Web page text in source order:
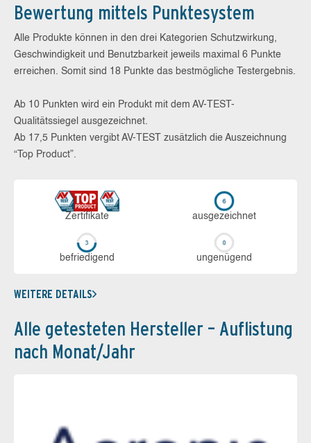
Bewertung mittels Punktesystem
Alle Produkte können in den drei Kategorien Schutzwirkung,
Geschwindigkeit und Benutzbarkeit jeweils maximal 6 Punkte
erreichen. Somit sind 18 Punkte das bestmögliche Testergebnis.
Ab 10 Punkten wird ein Produkt mit dem AV-TEST-
Qualitätssiegel ausgezeichnet.
Ab 17,5 Punkten vergibt AV-TEST zusätzlich die Auszeichnung
“Top Product”.
Zerti­fikate aus­ge­zeich­net
be­frie­di­gend un­ge­nü­gend
WEITERE DETAILS
Alle getesteten Hersteller – Auflistung
nach Monat/Jahr